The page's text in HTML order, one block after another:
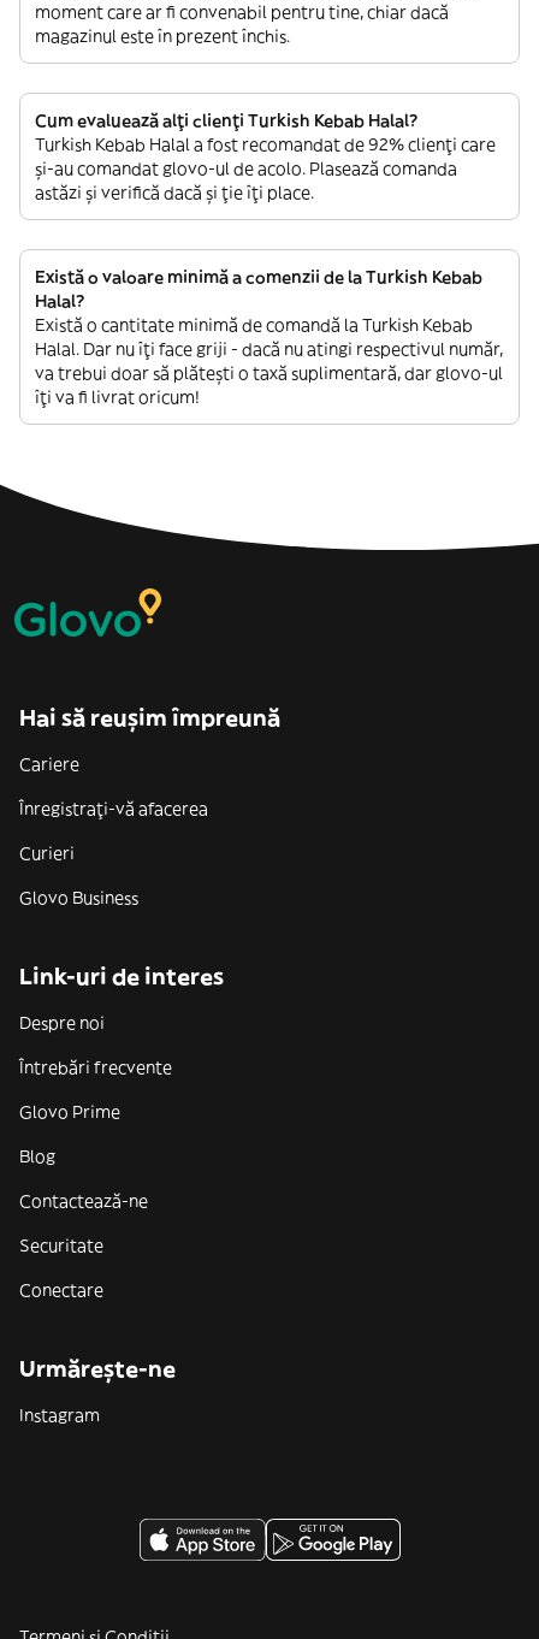
moment care ar fi convenabil pentru tine, chiar dacă
magazinul este în prezent închis.
Cum evaluează alți clienți Turkish Kebab Halal?
Turkish Kebab Halal a fost recomandat de 92% clienți care
și-au comandat glovo-ul de acolo. Plasează comanda
astăzi și verifică dacă și ție îți place.
Există o valoare minimă a comenzii de la Turkish Kebab
Halal?
Există o cantitate minimă de comandă la Turkish Kebab
Halal. Dar nu îți face griji - dacă nu atingi respectivul număr,
va trebui doar să plătești o taxă suplimentară, dar glovo-ul
îți va fi livrat oricum!
Hai să reușim împreună
Cariere
Înregistrați-vă afacerea
Curieri
Glovo Business
Link-uri de interes
Despre noi
Întrebări frecvente
Glovo Prime
Blog
Contactează-ne
Securitate
Conectare
Urmărește-ne
Instagram